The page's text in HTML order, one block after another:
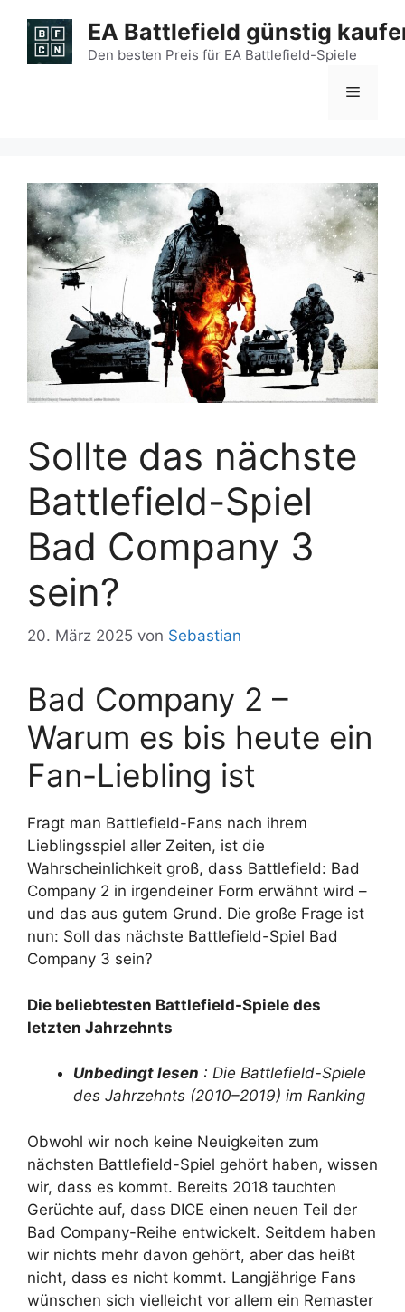
Inhalt
springen
EA Battlefield günstig
Den besten Preis für EA Battlefield-Spiele
Menü
Sollte das nächste
Battlefield-Spiel
Bad Company 3
sein?
20. März 2025 von Sebastian
Bad Company 2 –
Warum es bis heute ein
Fan-Liebling ist
Fragt man Battlefield-Fans nach ihrem
Lieblingsspiel aller Zeiten, ist die
Wahrscheinlichkeit groß, dass Battlefield: Bad
Company 2 in irgendeiner Form erwähnt wird –
und das aus gutem Grund. Die große Frage ist
nun: Soll das nächste Battlefield-Spiel Bad
Company 3 sein?
Die beliebtesten Battlefield-Spiele des
letzten Jahrzehnts
Unbedingt lesen : Die Battlefield-Spiele
des Jahrzehnts (2010–2019) im Ranking
Obwohl wir noch keine Neuigkeiten zum
nächsten Battlefield-Spiel gehört haben, wissen
wir, dass es kommt. Bereits 2018 tauchten
Gerüchte auf, dass DICE einen neuen Teil der
Bad Company-Reihe entwickelt. Seitdem haben
wir nichts mehr davon gehört, aber das heißt
nicht, dass es nicht kommt. Langjährige Fans
wünschen sich vielleicht vor allem ein Remaster